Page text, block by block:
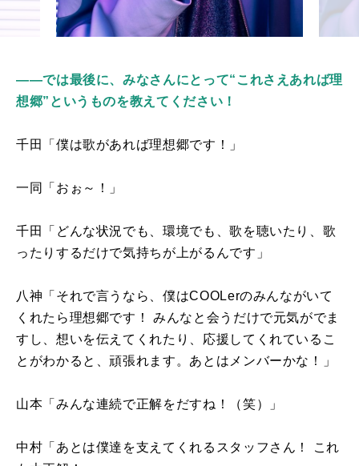
――では最後に、みなさんにとって“これさえあれば理
想郷”というものを教えてください！
千田「僕は歌があれば理想郷です！」
一同「おぉ～！」
千田「どんな状況でも、環境でも、歌を聴いたり、歌
ったりするだけで気持ちが上がるんです」
八神「それで言うなら、僕はCOOLerのみんながいて
くれたら理想郷です！ みんなと会うだけで元気がでま
すし、想いを伝えてくれたり、応援してくれているこ
とがわかると、頑張れます。あとはメンバーかな！」
山本「みんな連続で正解をだすね！（笑）」
中村「あとは僕達を支えてくれるスタッフさん！ これ